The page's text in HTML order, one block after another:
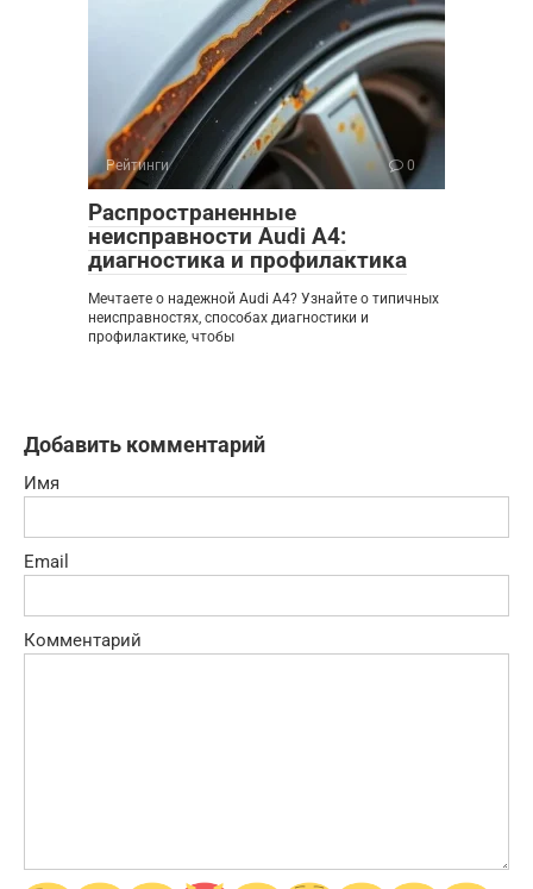
Рейтинги 0
Распространенные
неисправности Audi A4:
диагностика и профилактика
Мечтаете о надежной Audi A4? Узнайте о типичных
неисправностях, способах диагностики и
профилактике, чтобы
Добавить комментарий
Имя
Email
Комментарий